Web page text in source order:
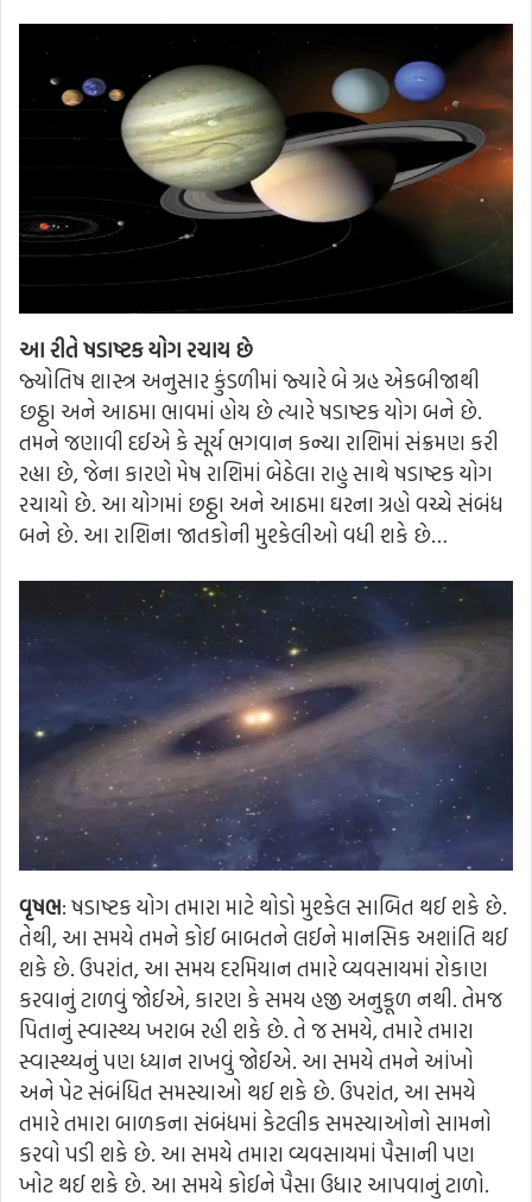
આ રીતે ષડાષ્ટક યોગ રચાય છે
જ્યોતિષ શાસ્ત્ર અનુસાર કુંડળીમાં જ્યારે બે ગ્રહ એકબીજાથી
છઠ્ઠા અને આઠમા ભાવમાં હોય છે ત્યારે ષડાષ્ટક યોગ બને છે.
તમને જણાવી દઈએ કે સૂર્ય ભગવાન કન્યા રાશિમાં સંક્રમણ કરી
રહ્યા છે, જેના કારણે મેષ રાશિમાં બેઠેલા રાહુ સાથે ષડાષ્ટક યોગ
રચાયો છે. આ યોગમાં છઠ્ઠા અને આઠમા ઘરના ગ્રહો વચ્ચે સંબંધ
બને છે. આ રાશિના જાતકોની મુશ્કેલીઓ વધી શકે છે…
વૃષભ: ષડાષ્ટક યોગ તમારા માટે થોડો મુશ્કેલ સાબિત થઈ શકે છે.
તેથી, આ સમયે તમને કોઈ બાબતને લઈને માનસિક અશાંતિ થઈ
શકે છે. ઉપરાંત, આ સમય દરમિયાન તમારે વ્યવસાયમાં રોકાણ
કરવાનું ટાળવું જોઈએ, કારણ કે સમય હજી અનુકૂળ નથી. તેમજ
પિતાનું સ્વાસ્થ્ય ખરાબ રહી શકે છે. તે જ સમયે, તમારે તમારા
સ્વાસ્થ્યનું પણ ધ્યાન રાખવું જોઈએ. આ સમયે તમને આંખો
અને પેટ સંબંધિત સમસ્યાઓ થઈ શકે છે. ઉપરાંત, આ સમયે
તમારે તમારા બાળકના સંબંધમાં કેટલીક સમસ્યાઓનો સામનો
કરવો પડી શકે છે. આ સમયે તમારા વ્યવસાયમાં પૈસાની પણ
ખોટ થઈ શકે છે. આ સમયે કોઈને પૈસા ઉધાર આપવાનું ટાળો.